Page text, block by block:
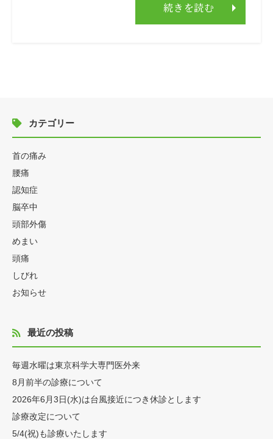
続きを読む
カテゴリー
首の痛み
腰痛
認知症
脳卒中
頭部外傷
めまい
頭痛
しびれ
お知らせ
最近の投稿
毎週水曜は東京科学大専門医外来
8月前半の診療について
2026年6月3日(水)は台風接近につき休診とします
診療改定について
5/4(祝)も診療いたします